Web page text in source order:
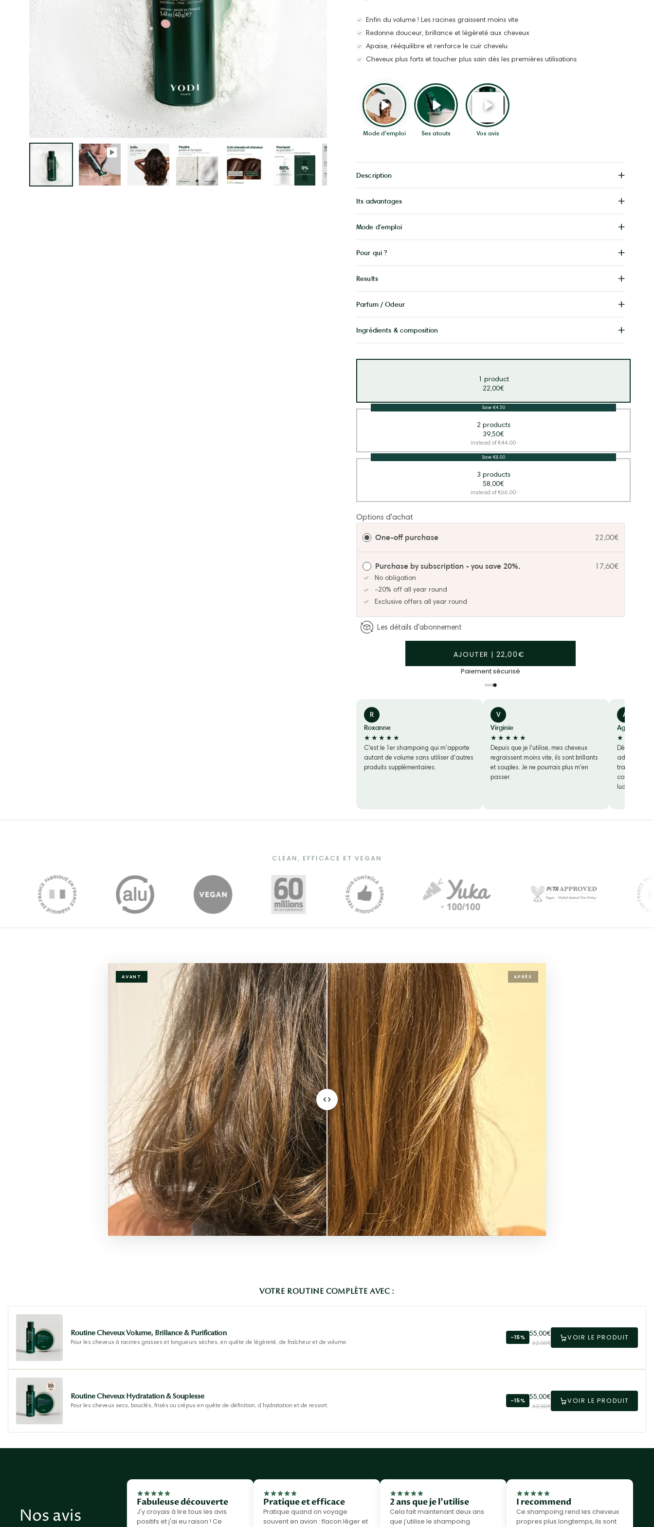
Enfin du volume ! Les racines graissent moins vite
Redonne douceur, brillance et légèreté aux cheveux
Apaise, rééquilibre et renforce le cuir chevelu
Cheveux plus forts et toucher plus sain dès les premières utilisations
Mode d'emploi Ses atouts Vos avis
Description
Its advantages
Mode d'emploi
Pour qui ?
Results
Parfum / Odeur
Ingrédients & composition
Options d'achat
One-off purchase 22,00€
Purchase by subscription - you save 20%. 17,60€
No obligation
-20% off all year round
Exclusive offers all year round
Les détails d'abonnement
1 product
22,00€
Save €4.50
2 products
39,50€
instead of €44.00
Save €8.00
3 products
58,00€
instead of €66.00
AJOUTER | 22,00€
Livraison offerte dès 44€ d'achat
R
Roxanne
★★★★★
C'est le 1er shampoing qui m'apporte
autant de volume sans utiliser d'autres
produits supplémentaires.
V
Virginie
★★★★★
Depuis que je l'utilise, mes cheveux
regraissent moins vite, ils sont brillants
et souples. Je ne pourrais plus m'en
passer.
A
Agnes
★★★★★
Dès les
adoré sa
transforme
contact de
ludique, et
CLEAN, EFFICACE ET VEGAN
APRÈS
AVANT
VOTRE ROUTINE COMPLÈTE AVEC :
Routine Cheveux Volume, Brillance & Purification
Pour les cheveux à racines grasses et longueurs sèches, en quête de légèreté, de fraîcheur et de volume.
-15% 55,00€
62,00€
VOIR LE PRODUIT
Routine Cheveux Hydratation & Souplesse
Pour les cheveux secs, bouclés, frisés ou crépus en quête de définition, d’hydratation et de ressort.
-15% 55,00€
62,00€
VOIR LE PRODUIT
Nos avis
Fabuleuse découverte
J'y croyais à lire tous les avis
positifs et j'ai eu raison ! Ce
Pratique et efficace
Pratique quand on voyage
souvent en avion : flacon léger et
2 ans que je l'utilise
Cela fait maintenant deux ans
que j’utilise le shampoing
I recommend
Ce shampoing rend les cheveux
propres plus longtemps, ils sont